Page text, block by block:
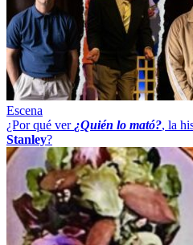
Escena
¿Por qué ver¿Quién lo mató?, la
Stanley?